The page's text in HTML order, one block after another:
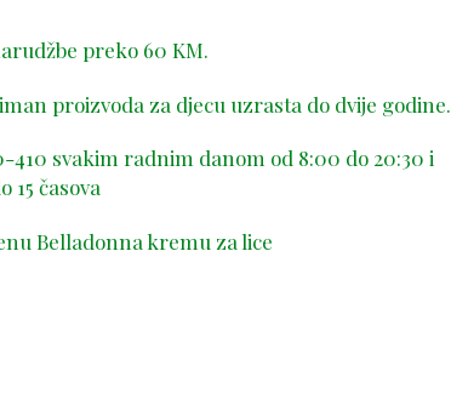
preko 60 KM.
proizvoda za djecu uzrasta do dvije godine.
410 svakim radnim danom od 8:00 do 20:30 i
15 časova
Belladonna kremu za lice